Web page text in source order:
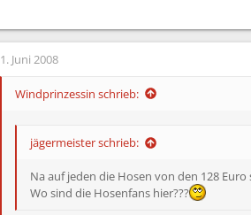
1. Juni 2008
Windprinzessin schrieb:
jägermeister schrieb:
Na auf jeden die Hosen von den 128
Wo sind die Hosenfans hier???